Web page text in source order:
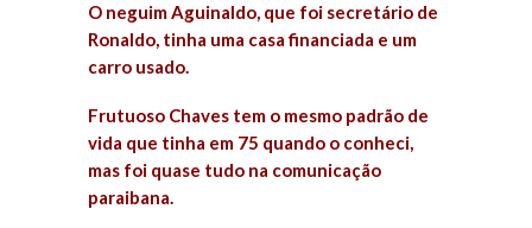
O neguim Aguinaldo, que foi secretário de
Ronaldo, tinha uma casa financiada e um
carro usado.
Frutuoso Chaves tem o mesmo padrão de
vida que tinha em 75 quando o conheci,
mas foi quase tudo na comunicação
paraibana.